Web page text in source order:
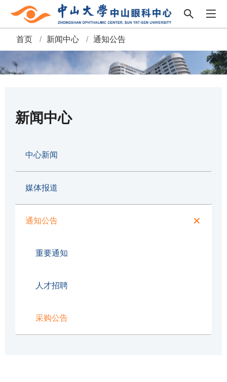
面
包
首页 / 新闻中心 / 通知公告
新闻中心
中心新闻
媒体报道
通知公告
重要通知
人才招聘
采购公告